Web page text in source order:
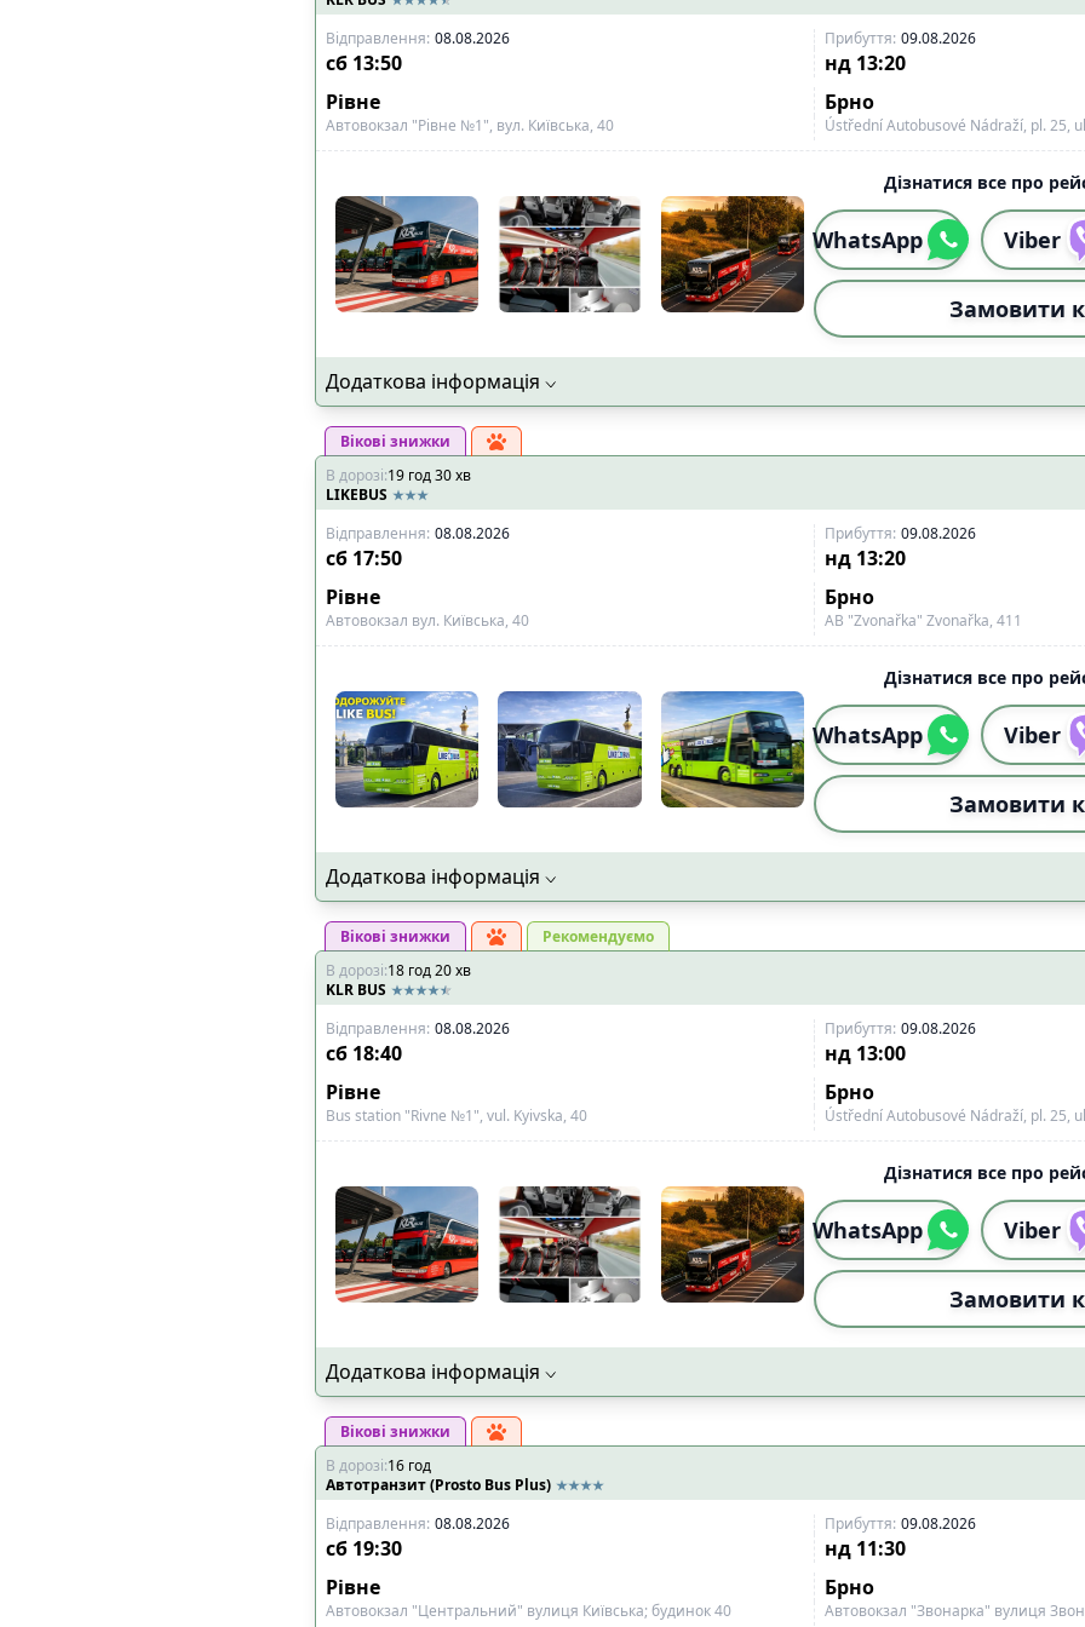
Відправлення: 08.08.2026 Прибуття: 09.08.2026
сб 13:50 нд 13:20
Рівне
Брно
Автовокзал "Рівне №1", вул. Київська, 40 Ústřední Autobusové Nádraží, pl. 25,
Дізнатися все про
WhatsApp Viber
Замовити
Додаткова інформація
Вікові знижки
В дорозі:19 год30хв
LIKEBUS
Відправлення: 08.08.2026 Прибуття: 09.08.2026
сб 17:50 нд 13:20
Рівне
Брно
Автовокзал вул. Київська, 40 АВ "Zvonařka" Zvonařka, 411
Дізнатися все про
WhatsApp Viber
Замовити
Додаткова інформація
Вікові знижки
Рекомендуємо
В дорозі:18 год20хв
KLR BUS
Відправлення: 08.08.2026 Прибуття: 09.08.2026
сб 18:40 нд 13:00
Рівне
Брно
Bus station "Rivne №1", vul. Kyivska, 40 Ústřední Autobusové Nádraží, pl. 25,
Дізнатися все про
WhatsApp Viber
Замовити
Додаткова інформація
Вікові знижки
В дорозі:16 год
Автотранзит (Prosto Bus Plus)
Відправлення: 08.08.2026 Прибуття: 09.08.2026
сб 19:30 нд 11:30
Рівне
Брно
Автовокзал "Центральний" вулиця Київська; будинок 40 Автовокзал "Звонарка" вулиця